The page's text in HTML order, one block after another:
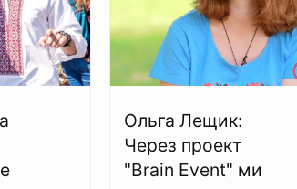
Ольга Лещик:
Через проект
"Brain Event" ми